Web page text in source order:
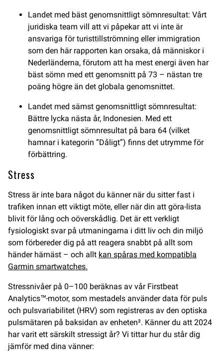
Landet med bäst genomsnittligt sömnresultat: Vårt
juridiska team vill att vi påpekar att vi inte är
ansvariga för turisttillströmning eller immigration
som den här rapporten kan orsaka, då människor i
Nederländerna, förutom att ha mest energi även har
bäst sömn med ett genomsnitt på 73 – nästan tre
poäng högre än det globala genomsnittet.
Landet med sämst genomsnittligt sömnresultat:
Bättre lycka nästa år, Indonesien. Med ett
genomsnittligt sömnresultat på bara 64 (vilket
hamnar i kategorin ”Dåligt”) finns det utrymme för
förbättring.
Stress
Stress är inte bara något du känner när du sitter fast i
trafiken innan ett viktigt möte, eller när din att göra-lista
blivit för lång och oöverskådlig. Det är ett verkligt
fysiologiskt svar på utmaningarna i ditt liv och din miljö
som förbereder dig på att reagera snabbt på allt som
händer härnäst – och allt kan spåras med kompatibla
Garmin smartwatches.
Stressnivåer på 0–100 beräknas av vår Firstbeat
Analytics™-motor, som mestadels använder data för puls
och pulsvariabilitet (HRV) som registreras av den optiska
pulsmätaren på baksidan av enheten². Känner du att 2024
har varit ett särskilt stressigt år? Vi tittar hur du står dig
jämför med dina vänner: